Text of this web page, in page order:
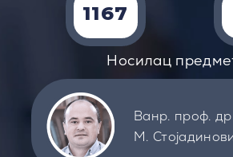
1167
Носилац
Ванр. проф.
М.